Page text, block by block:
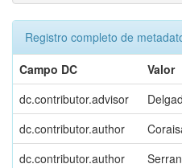
Registro completo de
Campo DC
Valor
dc.contributor.advisor
dc.contributor.author
dc.contributor.author